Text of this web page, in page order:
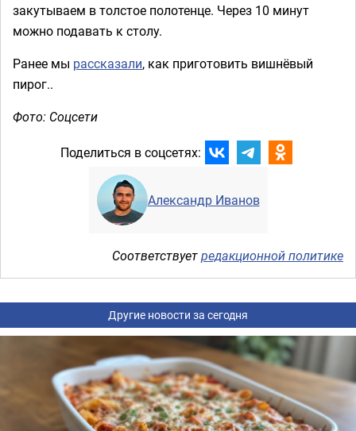
закутываем в толстое полотенце. Через 10 минут
можно подавать к столу.
Ранее мы рассказали, как приготовить вишнёвый
пирог..
Фото: Соцсети
Поделиться в соцсетях:
Александр Иванов
Соответствуетредакционной политике
Другие новости за сегодня